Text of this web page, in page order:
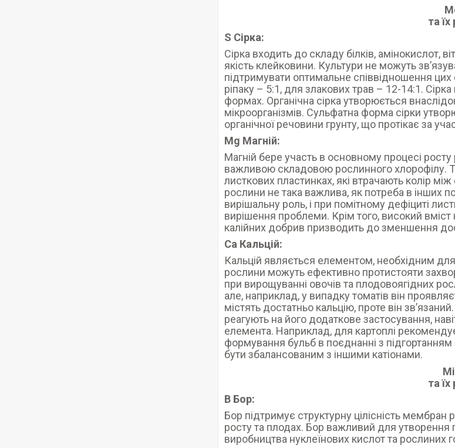
та
S Сірка:
Сірка входить до складу білків, амінокислот,
якість клейковини. Культури не можуть
підтримувати оптимальне співвідношення
ріпаку – 5:1, для злакових трав – 12-14:1. Сірка
формах. Органічна сірка утворюється
мікроорганізмів. Сульфатна форма сірки
органічної речовини грунту, що протікає за
Mg Магній:
Магній бере участь в основному процесі
важливою складовою рослинного хлорофілу.
листкових пластинках, які втрачають колір
рослини не така важлива, як потреба в інших
вирішальну роль, і при помітному дефіциті
вирішення проблеми. Крім того, високий вміст
калійних добрив призводить до зменшення
Ca Кальцій:
Кальцій являється елементом, необхідним для
рослини можуть ефективно протистояти
при вирощуванні овочів та плодовоягідних
але, наприклад, у випадку томатів він
містять достатньо кальцію, проте він
реагують на його додаткове застосування,
елемента. Наприклад, для картоплі
формування бульб в поєднанні з
бути збалансованим з іншими катіонами.
та
B Бор:
Бор підтримує структурну цілісність мембран
росту та плодах. Бор важливий для утворення
виробництва нуклеїнових кислот та рослиних